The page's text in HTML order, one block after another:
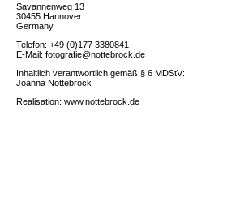
Savannenweg 13
30455 Hannover
Germany
Telefon: +49 (0)177 3380841
E-Mail: fotografie@nottebrock.de
Inhaltlich verantwortlich gemäß § 6 MDStV:
Joanna Nottebrock
Realisation: www.nottebrock.de